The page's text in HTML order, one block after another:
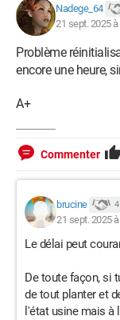
Nadege_64
21 sept. 2025 à
Problème
encore une heure,
A+
Commenter
brucine 4
21 sept. 2025
Le délai peut
De toute façon, si
de tout planter et
l'état usine mais